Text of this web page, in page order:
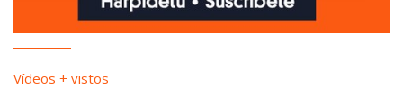
Vídeos + vistos